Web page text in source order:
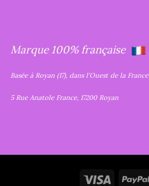
Marque 100% française
Basée à Royan (17), dans l'Ouest de la France
5 Rue Anatole France, 17200 Royan